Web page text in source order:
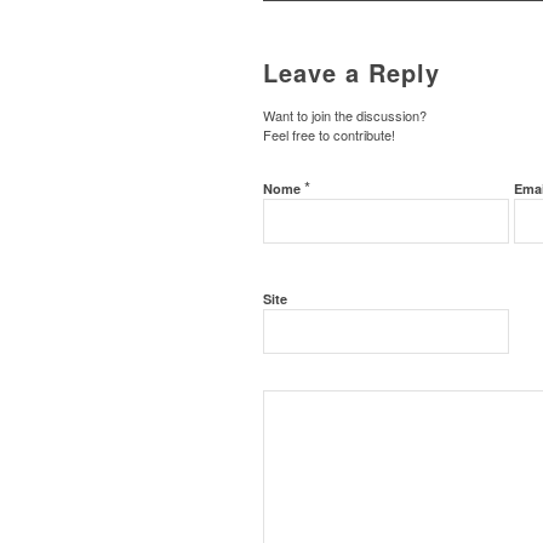
Leave a Reply
Want to join the discussion?
Feel free to contribute!
Nome *
Site